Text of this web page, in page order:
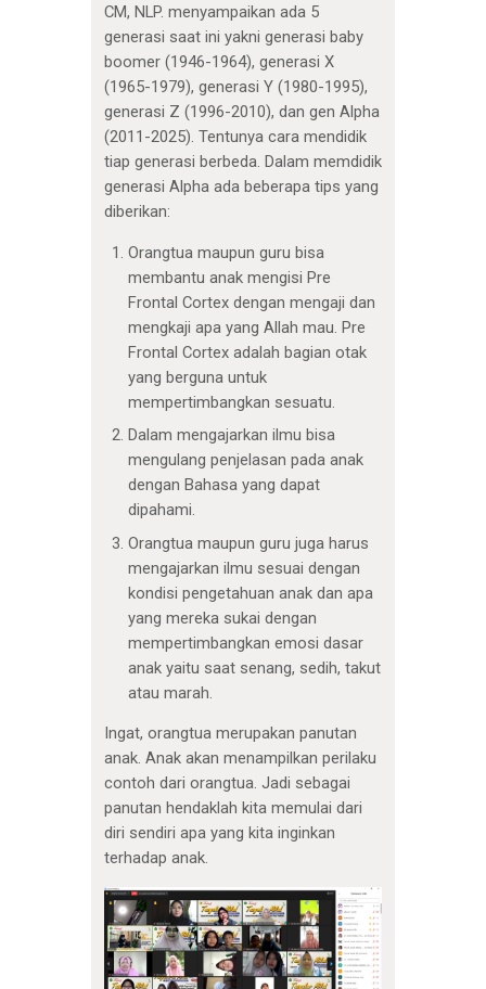
CM, NLP. menyampaikan ada 5
generasi saat ini yakni generasi baby
boomer (1946-1964), generasi X
(1965-1979), generasi Y (1980-1995),
generasi Z (1996-2010), dan gen Alpha
(2011-2025). Tentunya cara mendidik
tiap generasi berbeda. Dalam memdidik
generasi Alpha ada beberapa tips yang
diberikan:
Orangtua maupun guru bisa
membantu anak mengisi Pre
Frontal Cortex dengan mengaji dan
mengkaji apa yang Allah mau. Pre
Frontal Cortex adalah bagian otak
yang berguna untuk
mempertimbangkan sesuatu.
Dalam mengajarkan ilmu bisa
mengulang penjelasan pada anak
dengan Bahasa yang dapat
dipahami.
Orangtua maupun guru juga harus
mengajarkan ilmu sesuai dengan
kondisi pengetahuan anak dan apa
yang mereka sukai dengan
mempertimbangkan emosi dasar
anak yaitu saat senang, sedih, takut
atau marah.
Ingat, orangtua merupakan panutan
anak. Anak akan menampilkan perilaku
contoh dari orangtua. Jadi sebagai
panutan hendaklah kita memulai dari
diri sendiri apa yang kita inginkan
terhadap anak.